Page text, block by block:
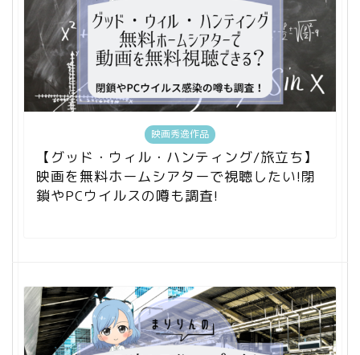
映画秀逸作品
【グッド・ウィル・ハンティング/旅立ち】
映画を無料ホームシアターで視聴したい!閉
鎖やPCウイルスの噂も調査!